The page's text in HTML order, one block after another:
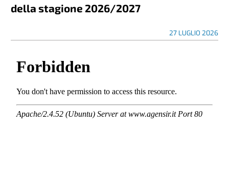
della stagione 2026/2027
27 LUGLIO 2026